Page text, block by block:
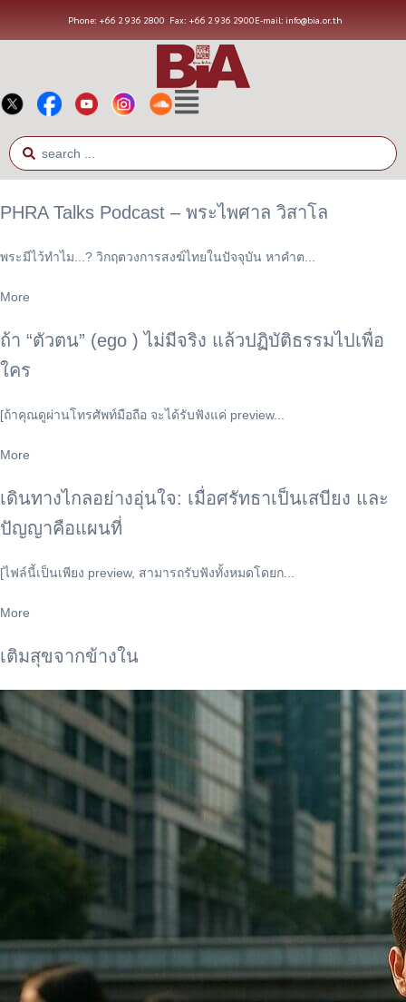
Phone: +66 2 936 2800 Fax: +66 2 936 2900E-mail: info@bia.or.th
PHRA Talks Podcast – พระไพศาล วิสาโล
พระมีไว้ทำไม...? วิกฤตวงการสงฆ์ไทยในปัจจุบัน หาคำต...
More
ถ้า “ตัวตน” (ego ) ไม่มีจริง แล้วปฏิบัติธรรมไปเพื่อ
ใคร
[ถ้าคุณดูผ่านโทรศัพท์มือถือ จะได้รับฟังแค่ preview...
More
เดินทางไกลอย่างอุ่นใจ: เมื่อศรัทธาเป็นเสบียง และ
ปัญญาคือแผนที่
[ไฟล์นี้เป็นเพียง preview, สามารถรับฟังทั้งหมดโดยก...
More
เติมสุขจากข้างใน